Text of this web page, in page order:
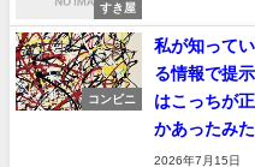
すき屋
コンビニ
私が知って
る情報で提
はこっちが
かあったみた
2026年7月15日